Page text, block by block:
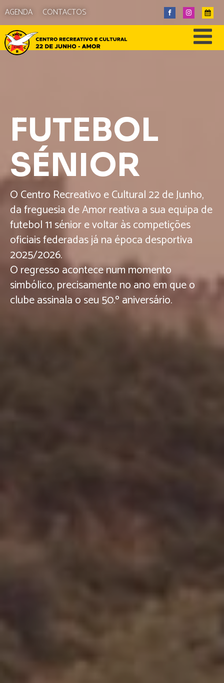
AGENDA CONTACTOS
FUTEBOL
SÉNIOR
O Centro Recreativo e Cultural 22 de Junho,
da freguesia de Amor reativa a sua equipa de
futebol 11 sénior e voltar às competições
oficiais federadas já na época desportiva
2025/2026.
O regresso acontece num momento
simbólico, precisamente no ano em que o
clube assinala o seu 50.º aniversário.